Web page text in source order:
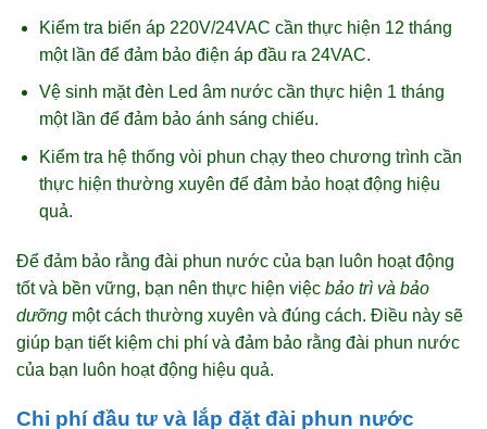
Kiểm tra biến áp 220V/24VAC cần thực hiện 12 tháng
một lần để đảm bảo điện áp đầu ra 24VAC.
Vệ sinh mặt đèn Led âm nước cần thực hiện 1 tháng
một lần để đảm bảo ánh sáng chiếu.
Kiểm tra hệ thống vòi phun chạy theo chương trình cần
thực hiện thường xuyên để đảm bảo hoạt động hiệu
quả.
Để đảm bảo rằng đài phun nước của bạn luôn hoạt động
tốt và bền vững, bạn nên thực hiện việc bảo trì và bảo
dưỡng một cách thường xuyên và đúng cách. Điều này sẽ
giúp bạn tiết kiệm chi phí và đảm bảo rằng đài phun nước
của bạn luôn hoạt động hiệu quả.
Chi phí đầu tư và lắp đặt đài phun nước